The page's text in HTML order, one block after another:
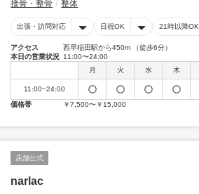
接骨・整骨 整体
出張・訪問対応 日祝OK 21時以降OK
アクセス
西早稲田駅から450m （徒歩6分）
本日の営業状況 11:00〜24:00
月
火 水 木
11:00~24:00
価格帯
￥7,500〜￥15,000
店舗公式
narlac